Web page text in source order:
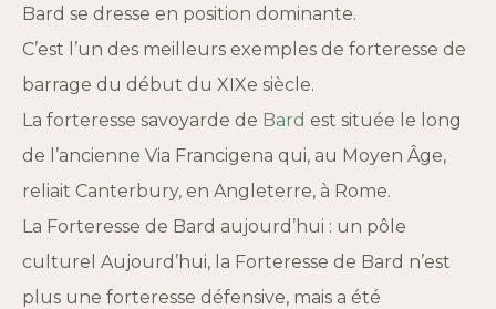
Bard se dresse en position dominante.
C’est l’un des meilleurs exemples de forteresse de
barrage du début du XIXe siècle.
La forteresse savoyarde de Bard est située le long
de l’ancienne Via Francigena qui, au Moyen Âge,
reliait Canterbury, en Angleterre, à Rome.
La Forteresse de Bard aujourd’hui : un pôle
culturel Aujourd’hui, la Forteresse de Bard n’est
plus une forteresse défensive, mais a été